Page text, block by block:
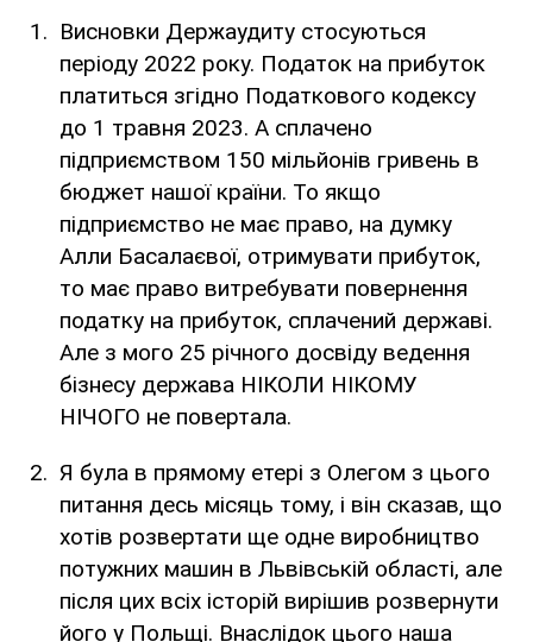
Висновки Держаудиту стосуються
періоду 2022 року. Податок на прибуток
платиться згідно Податкового кодексу
до 1 травня 2023. А сплачено
підприємством 150 мільйонів гривень в
бюджет нашої країни. То якщо
підприємство не має право, на думку
Алли Басалаєвої, отримувати прибуток,
то має право витребувати повернення
податку на прибуток, сплачений державі.
Але з мого 25 річного досвіду ведення
бізнесу держава НІКОЛИ НІКОМУ
НІЧОГО не повертала.
Я була в прямому етері з Олегом з цього
питання десь місяць тому, і він сказав, що
хотів розвертати ще одне виробництво
потужних машин в Львівській області, але
після цих всіх історій вирішив розвернути
його у Польщі. Внаслідок цього наша